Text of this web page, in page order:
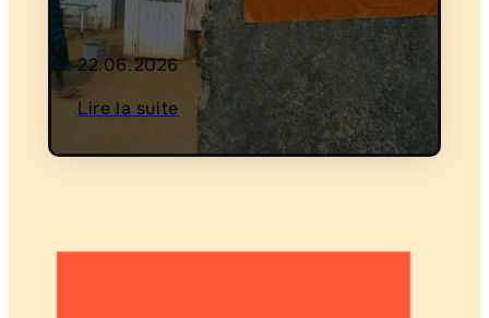
22.06.2026
Lire la suite